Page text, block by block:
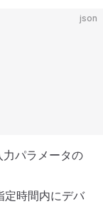
json
力パラメータの
定時間内にデバ